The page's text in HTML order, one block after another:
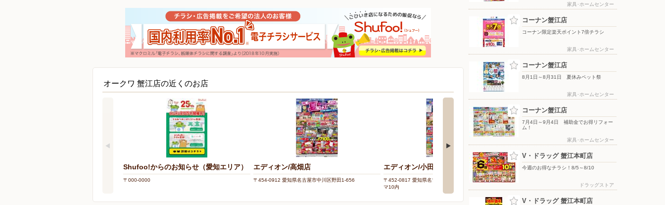
オークワ 蟹江店の近くのお店
Shufoo!からのお知らせ（愛知エリア）
〒000-0000
エディオン/高畑店
〒454-0912 愛知県名古屋市中川区野田1-656
エディオン/小田井モゾワンダーシティ店
〒452-0817 愛知県名古屋市西区二方町47 ワンダーシネ
マ10内
ヤマダデンキ/テックランド名古屋本店
〒454-0855 愛知県名古屋市中川区昭明町5-1-5
家具･ホームセンター
コーナン蟹江店
コーナン限定楽天ポイント7倍チラシ
家具･ホームセンター
コーナン蟹江店
8月1日～8月31日 夏休みペット祭
家具･ホームセンター
コーナン蟹江店
7月4日～9月4日 補助金でお得リフォー
ム！
家具･ホームセンター
V・ドラッグ 蟹江本町店
今週のお得なチラシ！8/5～8/10
ドラッグストア
V・ドラッグ 蟹江本町店